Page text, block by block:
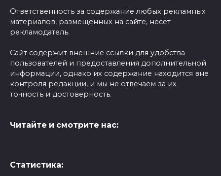
Ответственность за содержание любых рекламных
материалов, размещенных на сайте, несет
рекламодатель.
Сайт содержит внешние ссылки для удобства
пользователей и предоставления дополнительной
информации, однако их содержание находится вне
контроля редакции, и мы не отвечаем за их
точность и достоверность.
Читайте и смотрите нас:
Статистика: